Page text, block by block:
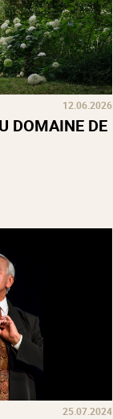
12.06.2026
DOMAINE DE
25.07.2024